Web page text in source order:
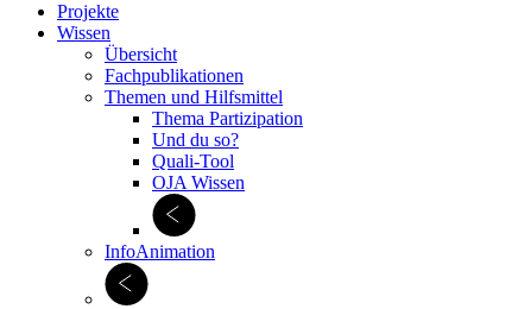
Projekte
Wissen
Übersicht
Fachpublikationen
Themen und Hilfsmittel
Thema Partizipation
Und du so?
Quali-Tool
OJA Wissen
InfoAnimation